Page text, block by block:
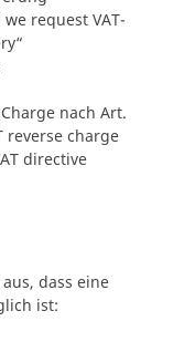
request VAT-
nach Art.
reverse charge
directive
dass eine
ist: